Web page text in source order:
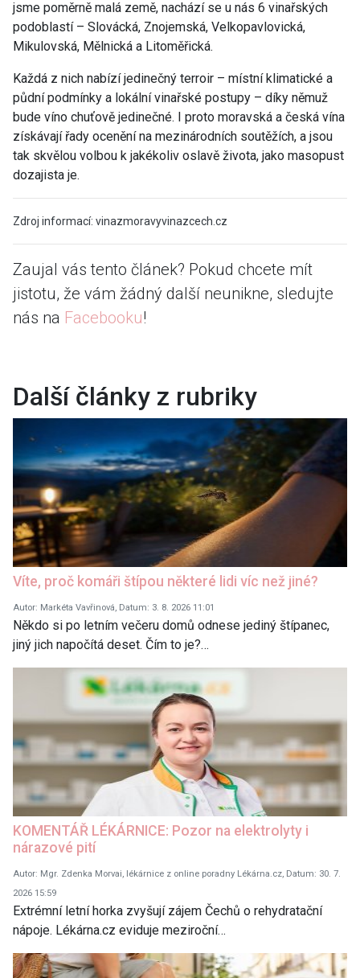
jsme poměrně malá země, nachází se u nás 6 vinařských
podoblastí – Slovácká, Znojemská, Velkopavlovická,
Mikulovská, Mělnická a Litoměřická.
Každá z nich nabízí jedinečný terroir – místní klimatické a
půdní podmínky a lokální vinařské postupy – díky němuž
bude víno chuťově jedinečné. I proto moravská a česká vína
získávají řady ocenění na mezinárodních soutěžích, a jsou
tak skvělou volbou k jakékoliv oslavě života, jako masopust
dozajista je.
Zdroj informací: vinazmoravyvinazcech.cz
Zaujal vás tento článek? Pokud chcete mít
jistotu, že vám žádný další neunikne, sledujte
nás na Facebooku!
Další články z rubriky
Víte, proč komáři štípou některé lidi víc než jiné?
Autor: Markéta Vavřinová, Datum: 3. 8. 2026 11:01
Někdo si po letním večeru domů odnese jediný štípanec,
jiný jich napočítá deset. Čím to je?…
KOMENTÁŘ LÉKÁRNICE: Pozor na elektrolyty i
nárazové pití
Autor: Mgr. Zdenka Morvai, lékárnice z online poradny Lékárna.cz, Datum: 30. 7.
2026 15:59
Extrémní letní horka zvyšují zájem Čechů o rehydratační
nápoje. Lékárna.cz eviduje meziroční…